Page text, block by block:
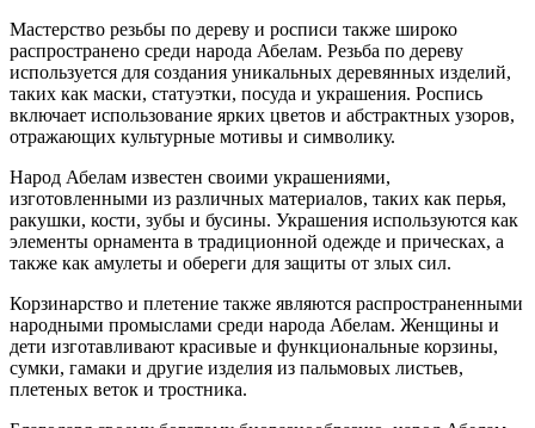
Мастерство резьбы по дереву и росписи также широко
распространено среди народа Абелам. Резьба по дереву
используется для создания уникальных деревянных изделий,
таких как маски, статуэтки, посуда и украшения. Роспись
включает использование ярких цветов и абстрактных узоров,
отражающих культурные мотивы и символику.
Народ Абелам известен своими украшениями,
изготовленными из различных материалов, таких как перья,
ракушки, кости, зубы и бусины. Украшения используются как
элементы орнамента в традиционной одежде и прическах, а
также как амулеты и обереги для защиты от злых сил.
Корзинарство и плетение также являются распространенными
народными промыслами среди народа Абелам. Женщины и
дети изготавливают красивые и функциональные корзины,
сумки, гамаки и другие изделия из пальмовых листьев,
плетеных веток и тростника.